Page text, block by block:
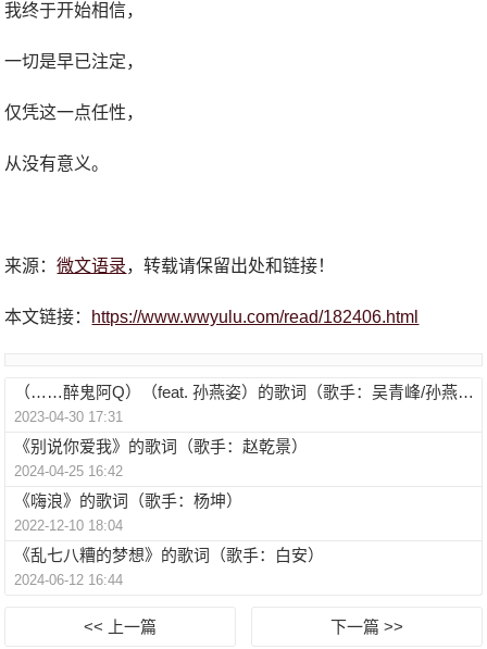
我终于开始相信，
一切是早已注定，
仅凭这一点任性，
从没有意义。
来源：微文语录，转载请保留出处和链接！
本文链接： https://www.wwyulu.com/read/182406.html
（……醉鬼阿Q）（feat. 孙燕姿）的歌词（歌手：吴青峰/孙燕姿）
2023-04-30 17:31
《别说你爱我》的歌词（歌手：赵乾景）
2024-04-25 16:42
《嗨浪》的歌词（歌手：杨坤）
2022-12-10 18:04
《乱七八糟的梦想》的歌词（歌手：白安）
2024-06-12 16:44
<< 上一篇 下一篇 >>